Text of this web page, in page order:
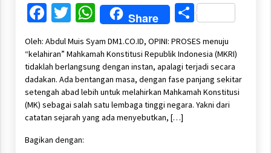
Facebook
Twitter
WhatsApp
Share Share
Oleh: Abdul Muis Syam DM1.CO.ID, OPINI: PROSES menuju
“kelahiran” Mahkamah Konstitusi Republik Indonesia (MKRI)
tidaklah berlangsung dengan instan, apalagi terjadi secara
dadakan. Ada bentangan masa, dengan fase panjang sekitar
setengah abad lebih untuk melahirkan Mahkamah Konstitusi
(MK) sebagai salah satu lembaga tinggi negara. Yakni dari
catatan sejarah yang ada menyebutkan, […]
Bagikan dengan: